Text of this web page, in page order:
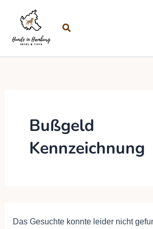
Suchen
Bußgeld
Kennzeichnung
Das Gesuchte konnte leider nicht